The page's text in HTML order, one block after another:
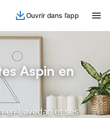
Ouvrir dans l’app
Aspin en
en Lavedan et ses